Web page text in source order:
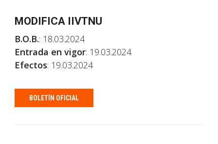
MODIFICA IIVTNU
B.O.B.: 18.03.2024
Entrada en vigor: 19.03.2024
Efectos: 19.03.2024
BOLETÍN OFICIAL